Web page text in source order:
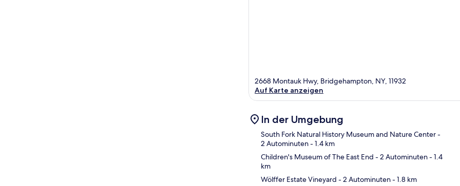
2668 Montauk Hwy, Bridgehampton, NY, 11932
Auf Karte anzeigen
In der Umgebung
South Fork Natural History Museum and Nature Center-
2 Autominuten- 1.4 km
Children's Museum of The East End - 2 Autominuten- 1.4
km
Wölffer Estate Vineyard - 2 Autominuten- 1.8 km